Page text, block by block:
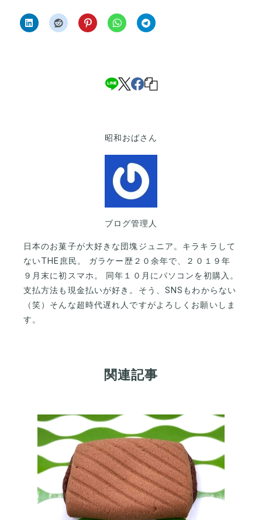
昭和おばさん
ブログ管理人
日本のお菓子が大好きな団塊ジュニア。キラキラして
ないTHE庶民。 ガラケー歴２０余年で、２０１９年
９月末に初スマホ。 同年１０月にパソコンを初購入。
支払方法も現金払いが好き。そう、SNSもわからない
（笑）そんな超時代遅れ人ですがよろしくお願いしま
す。
関連記事